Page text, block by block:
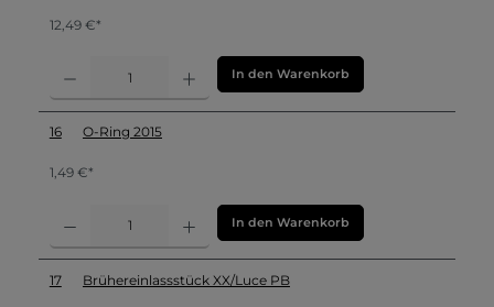
12,49 €*
In den Warenkorb
16 O-Ring 2015
1,49 €*
In den Warenkorb
17 Brühereinlassstück XX/Luce PB